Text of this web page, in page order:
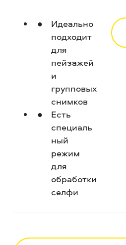
Идеально
подходит
для
пейзажей
и
групповых
снимков
Есть
специаль
ный
режим
для
обработки
селфи